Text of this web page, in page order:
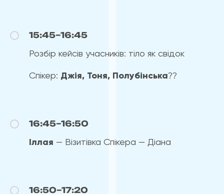
15:45–16:45
Розбір кейсів учасників: тіло як свідок
Спікер: Джія, Тоня, Полубінська??
16:45–16:50
Іллая — Візитівка Спікера — Діана
16:50–17:20